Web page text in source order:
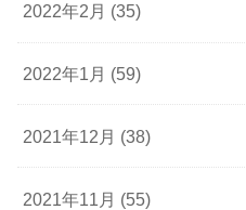
2022年2月 (35)
2022年1月 (59)
2021年12月 (38)
2021年11月 (55)